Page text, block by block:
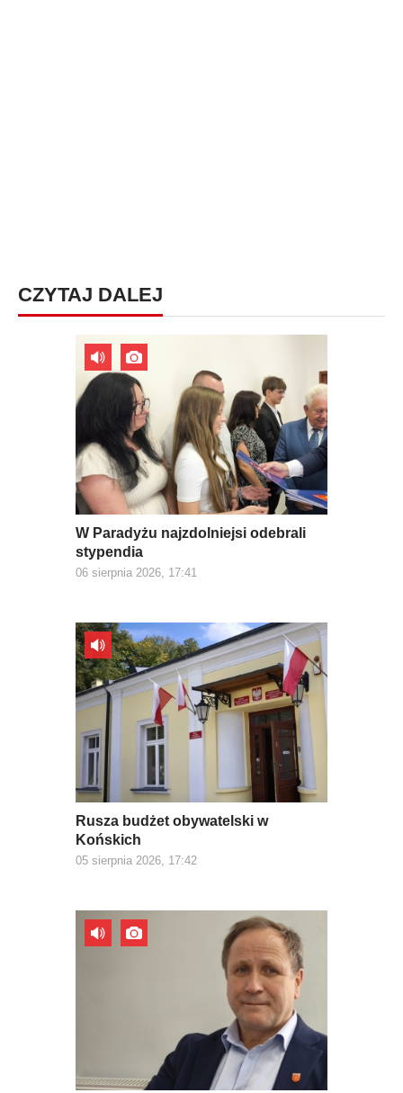
CZYTAJ DALEJ
W Paradyżu najzdolniejsi odebrali
stypendia
06 sierpnia 2026, 17:41
Rusza budżet obywatelski w
Końskich
05 sierpnia 2026, 17:42